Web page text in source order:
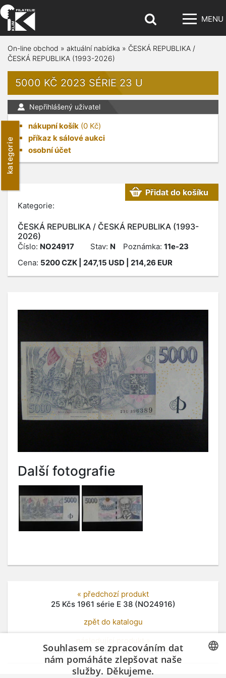
MENU
kategorie
On-line obchod » aktuální nabídka » ČESKÁ REPUBLIKA /
ČESKÁ REPUBLIKA (1993-2026)
5000 KČ 2023 SÉRIE 23 U
Nepřihlášený uživatel
nákupní košík (0 Kč)
příkaz k sálové aukci
osobní účet
Kategorie:
ČESKÁ REPUBLIKA / ČESKÁ REPUBLIKA (1993-
2026)
Přidat do košíku
Číslo: NO24917 Stav: N Poznámka: 11e-23
Cena: 5200CZK | 247,15 USD | 214,26 EUR
Další fotografie
« předchozí produkt
25 Kčs 1961 série E 38 (NO24916)
zpět do katalogu
5000 Kč 2023 série 02 U (NO24918)
Souhlasem se zpracováním dat
nám pomáháte zlepšovat naše
služby. Děkujeme.